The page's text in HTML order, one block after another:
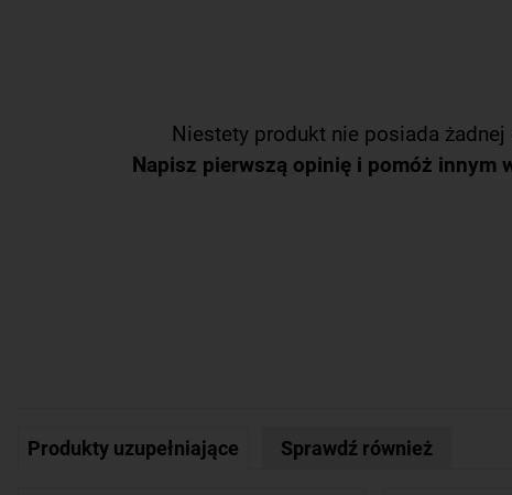
Niestety produkt nie posiada żadnej
Napisz pierwszą opinię i pomóż innym
Produkty uzupełniające Sprawdź również